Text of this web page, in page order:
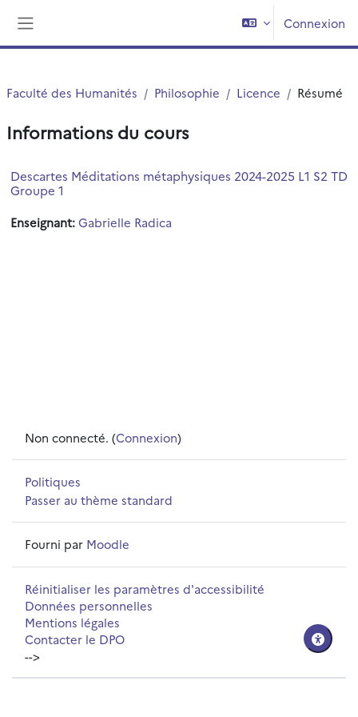
Connexion
Faculté des Humanités Philosophie Licence Résumé
Informations du cours
Descartes Méditations métaphysiques 2024-2025 L1 S2 TD
Groupe 1
Enseignant:Gabrielle Radica
Non connecté. (Connexion)
Politiques
Passer au thème standard
Fourni par Moodle
Réinitialiser les paramètres d'accessibilité
Données personnelles
Mentions légales
Contacter le DPO
-->